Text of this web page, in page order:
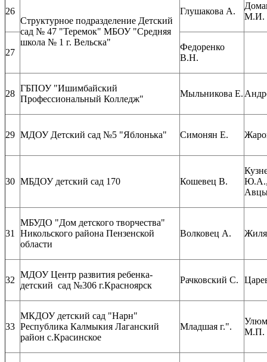
26
Структурное подразделение Детский
сад № 47 "Теремок" МБОУ "Средняя
школа № 1 г. Вельска"
Глушакова А.
М.И.
27
Федоренко
В.Н.
28
ГБПОУ "Ишимбайский
Профессиональный Колледж"
Мыльникова Е.
29 МДОУ Детский сад №5 "Яблонька" Симонян Е.
30 МБДОУ детский сад 170 Кошевец В.
31
МБУДО "Дом детского творчества"
Никольского района Пензенской
области
Волковец А.
32
МДОУ Центр развития ребенка-
детский сад №306 г.Красноярск
Рачковский С.
33
МКДОУ детский сад "Нарн"
Республика Калмыкия Лаганский
район с.Красинское
Младшая г.".
М.П.